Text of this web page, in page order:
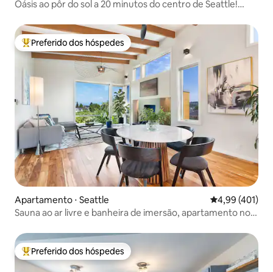
Oásis ao pôr do sol a 20 minutos do centro de Seattle!
Entre os melhores preferidos dos hóspedes
Preferido dos hóspedes
Apartamento ⋅ Seattle 4,99 de uma
4,99 (401)
Sauna ao ar livre e banheira de imersão, apartamento no
Entre os melhores preferidos dos hóspedes
Preferido dos hóspedes